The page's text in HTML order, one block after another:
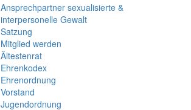
Ansprechpartner sexualisierte &
interpersonelle Gewalt
Satzung
Mitglied werden
Ältestenrat
Ehrenkodex
Ehrenordnung
Vorstand
Jugendordnung